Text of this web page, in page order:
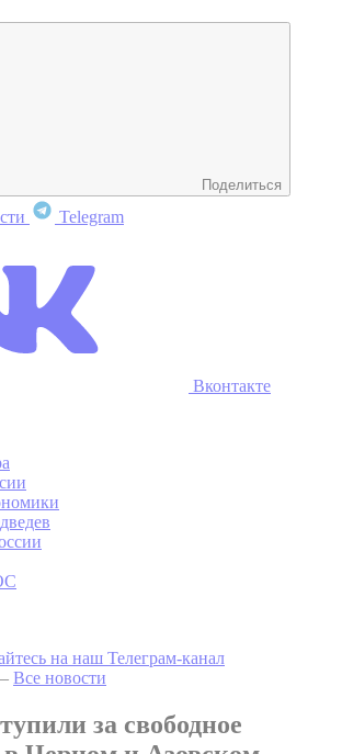
Поделиться
Telegram
Вконтакте
на наш Телеграм-канал
Все новости
за свободное